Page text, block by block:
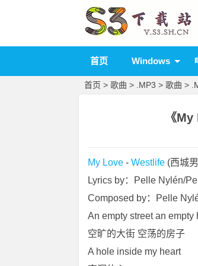
首页 Windows
首页 > 歌曲 > .MP3 > 歌曲 >
《
My Love - Westlife (西城
Lyrics by：Pelle Nylén/
Composed by：Pelle
An empty street an empty
空旷的大街 空荡的房子
A hole inside my heart